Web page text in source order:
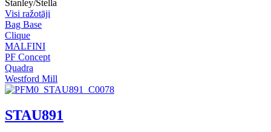
Stanley/Stella
Visi ražotāji
Bag Base
Clique
MALFINI
PF Concept
Quadra
Westford Mill
STAU891